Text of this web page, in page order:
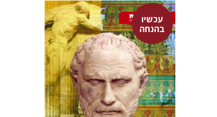
עכשיו
בהנחה
דמוסתנס
דבורה גילולה